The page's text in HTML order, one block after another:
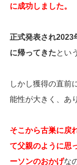
に成功しました。
正式発表され2023
に帰ってきたとい
しかし獲得の直前
能性が大きく、あ
そこから古巣に戻
て父親のように思
ーソンのおかげな